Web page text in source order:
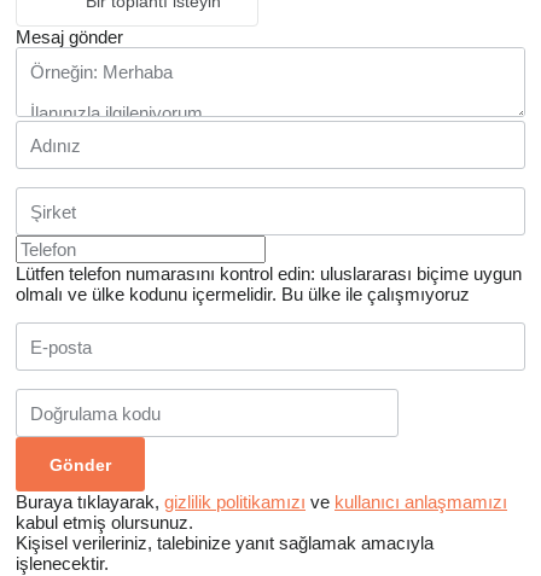
Mesaj gönder
Lütfen telefon numarasını kontrol edin: uluslararası biçime uygun
olmalı ve ülke kodunu içermelidir. Bu ülke ile çalışmıyoruz
Buraya tıklayarak, gizlilik politikamızı ve kullanıcı anlaşmamızı
kabul etmiş olursunuz.
Kişisel verileriniz, talebinize yanıt sağlamak amacıyla
işlenecektir.